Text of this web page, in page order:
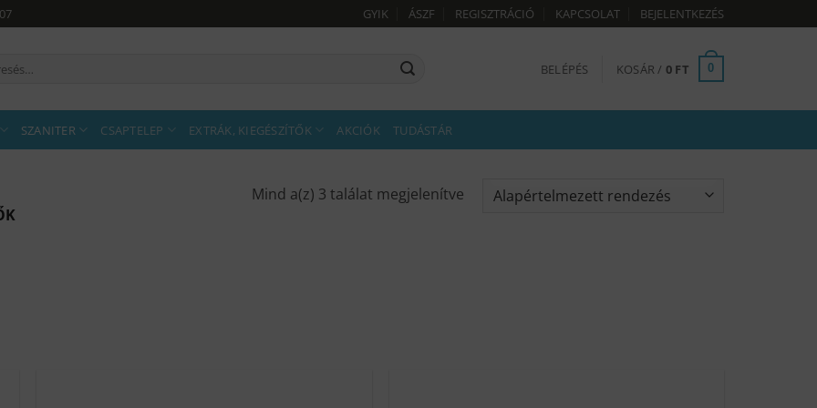
GYIK ÁSZF REGISZTRÁCIÓ KAPCSOLAT BEJELENTKEZÉS
BELÉPÉS KOSÁR / 0 FT 0
SZANITER CSAPTELEP EXTRÁK, KIEGÉSZÍTŐK AKCIÓK TUDÁSTÁR
Mind a(z) 3 találat megjelenítve